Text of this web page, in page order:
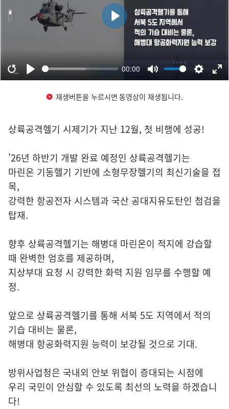
재생버튼을 누르시면 동영상이 재생됩니다.
상륙공격헬기 시제기가 지난 12월, 첫 비행에 성공!
'26년 하반기 개발 완료 예정인 상륙공격헬기는
마린온 기동헬기 기반에 소형무장헬기의 최신기술을 접
목,
강력한 항공전자 시스템과 국산 공대지유도탄인 첨검을
탑재.
향후 상륙공격헬기는 해병대 마린온이 적지에 강습할
때 완벽한 엄호를 제공하며,
지상부대 요청 시 강력한 화력 지원 임무를 수행할 예
정.
앞으로 상륙공격헬기를 통해 서북 5도 지역에서 적의
기습 대비는 물론,
해병대 항공화력지원 능력이 보강될 것으로 기대.
방위사업청은 국내외 안보 위협이 증대되는 시점에
우리 국민이 안심할 수 있도록 최선의 노력을 하겠습니
다!